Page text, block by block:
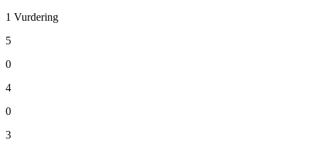
1 Vurdering
5
0
4
0
3